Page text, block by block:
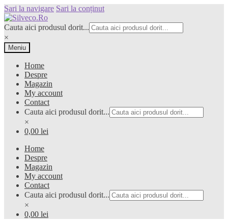
Sari la navigare Sari la conținut
Cauta aici produsul dorit...
×
Meniu
Home
Despre
Magazin
My account
Contact
Cauta aici produsul dorit...
×
0,00 lei
Home
Despre
Magazin
My account
Contact
Cauta aici produsul dorit...
×
0,00 lei